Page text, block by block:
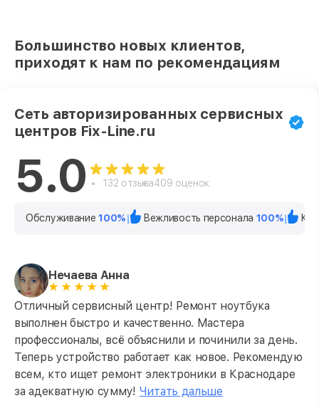
Большинство новых клиентов,
приходят к нам по рекомендациям
Сеть авторизированных сервисных
центров Fix-Line.ru
5.0 132 отзыва409 оценок
Обслуживание100% Вежливость персонала 100%
Нечаева Анна
Отличный сервисный центр! Ремонт ноутбука
выполнен быстро и качественно. Мастера
профессионалы, всё объяснили и починили за день.
Теперь устройство работает как новое. Рекомендую
всем, кто ищет ремонт электроники в Краснодаре
за адекватную сумму! Читать дальше